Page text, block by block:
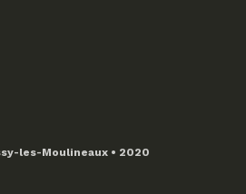
les-Moulineaux • 2020